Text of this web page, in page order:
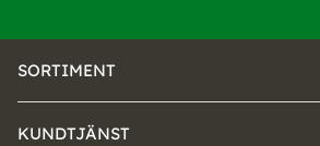
SORTIMENT
KUNDTJÄNST